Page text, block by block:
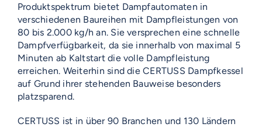
Produktspektrum bietet Dampfautomaten in
verschiedenen Baureihen mit Dampfleistungen von
80 bis 2.000 kg/h an. Sie versprechen eine schnelle
Dampfverfügbarkeit, da sie innerhalb von maximal 5
Minuten ab Kaltstart die volle Dampfleistung
erreichen. Weiterhin sind die CERTUSS Dampfkessel
auf Grund ihrer stehenden Bauweise besonders
platzsparend.
CERTUSS ist in über 90 Branchen und 130 Ländern